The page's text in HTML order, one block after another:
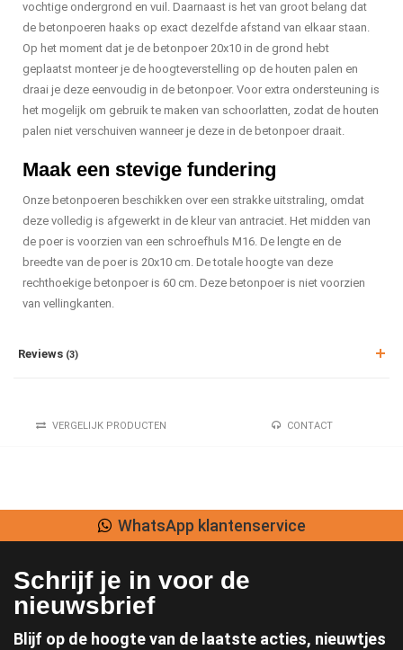
vochtige ondergrond en vuil. Daarnaast is het van groot belang dat
de betonpoeren haaks op exact dezelfde afstand van elkaar staan.
Op het moment dat je de betonpoer 20x10 in de grond hebt
geplaatst monteer je de hoogteverstelling op de houten palen en
draai je deze eenvoudig in de betonpoer. Voor extra ondersteuning is
het mogelijk om gebruik te maken van schoorlatten, zodat de houten
palen niet verschuiven wanneer je deze in de betonpoer draait.
Maak een stevige fundering
Onze betonpoeren beschikken over een strakke uitstraling, omdat
deze volledig is afgewerkt in de kleur van antraciet. Het midden van
de poer is voorzien van een schroefhuls M16. De lengte en de
breedte van de poer is 20x10 cm. De totale hoogte van deze
rechthoekige betonpoer is 60 cm. Deze betonpoer is niet voorzien
van vellingkanten.
Reviews (3)
VERGELIJK PRODUCTEN CONTACT
WhatsApp klantenservice
Schrijf je in voor de
nieuwsbrief
Blijf op de hoogte van de laatste acties, nieuwtjes